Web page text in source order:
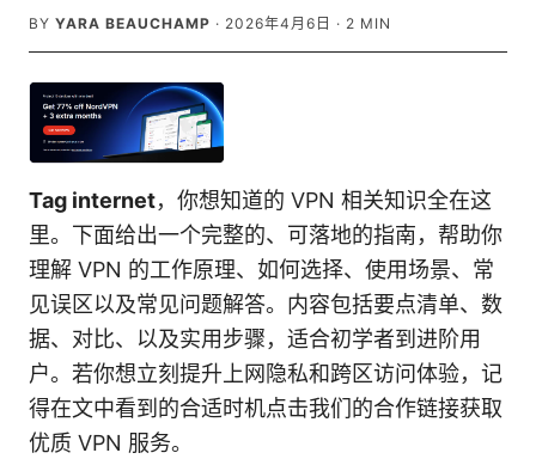
BY YARA BEAUCHAMP · 2026年4月6日 · 2 MIN
Tag internet，你想知道的 VPN 相关知识全在这
里。下面给出一个完整的、可落地的指南，帮助你
理解 VPN 的工作原理、如何选择、使用场景、常
见误区以及常见问题解答。内容包括要点清单、数
据、对比、以及实用步骤，适合初学者到进阶用
户。若你想立刻提升上网隐私和跨区访问体验，记
得在文中看到的合适时机点击我们的合作链接获取
优质 VPN 服务。